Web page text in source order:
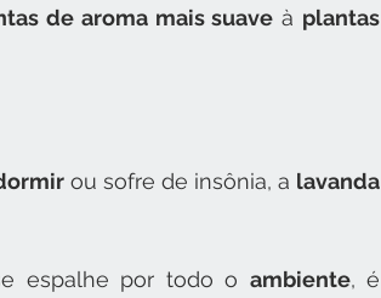
de aroma mais suave à plantas
ou sofre de insônia, a
espalhe por todo o ambiente, é